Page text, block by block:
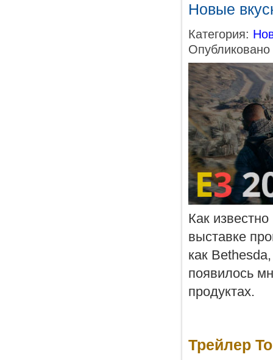
Новые
Категория:
Как
выставке
как
появилось
продуктах.
Трейлер